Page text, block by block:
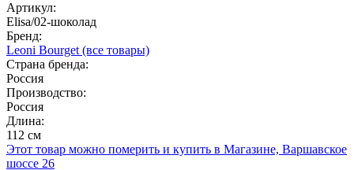
Артикул:
Elisa/02-шоколад
Бренд:
Leoni Bourget (все товары)
Страна бренда:
Россия
Производство:
Россия
Длина:
112 см
Этот товар можно померить и купить в Магазине, Варшавское
шоссе 26